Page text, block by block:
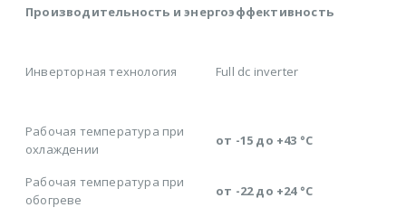
Производительность и энергоэффективность
Инверторная технология Full dс inverter
Рабочая температура при
охлаждении
от -15 до +43 °C
Рабочая температура при
обогреве
от -22 до +24 °C